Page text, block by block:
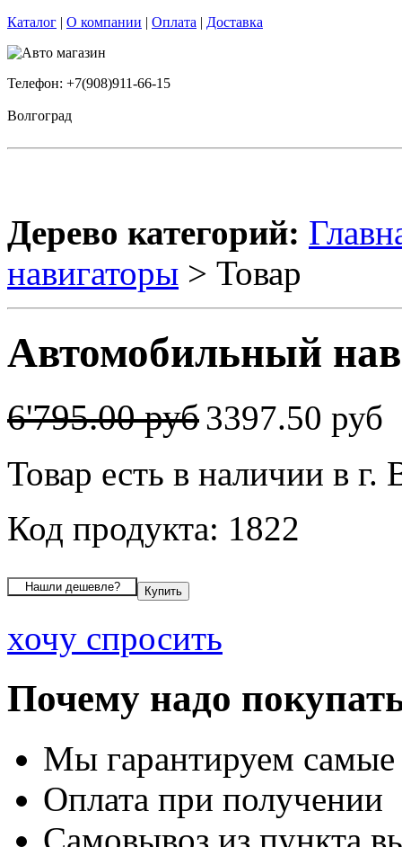
Каталог | О компании | Оплата | Доставка
Телефон: +7(908)911-66-15
Волгоград
Дерево категорий:
навигаторы > Товар
Автомобильный
6'795.00 руб3397.50 руб
Товар есть в наличии в г.
Код продукта: 1822
хочу спросить
Почему надо
Мы гарантируем
Оплата при получении
Самовывоз из пункта